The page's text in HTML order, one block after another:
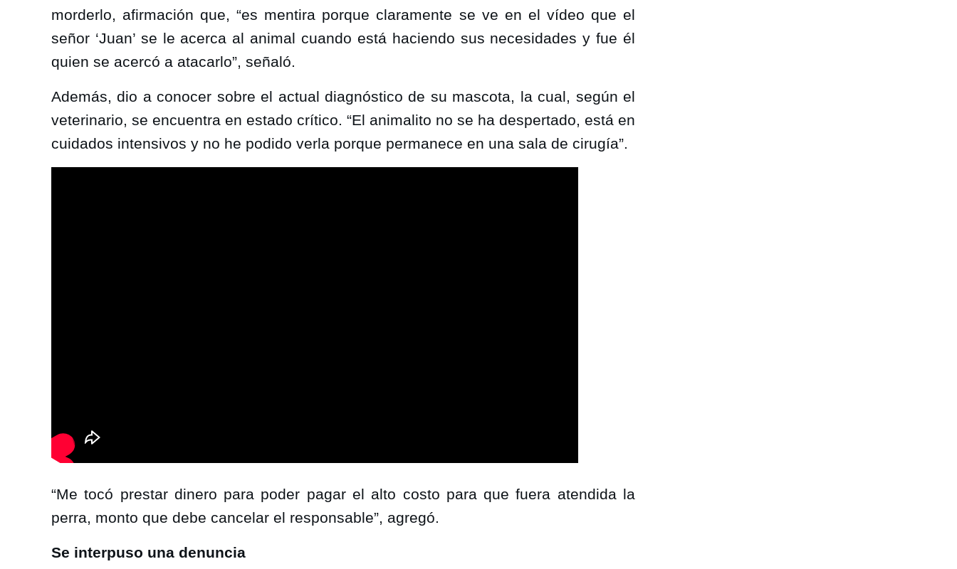
morderlo, afirmación que, “es mentira porque claramente se ve en el vídeo que el
señor ‘Juan’ se le acerca al animal cuando está haciendo sus necesidades y fue él
quien se acercó a atacarlo”, señaló.
Además, dio a conocer sobre el actual diagnóstico de su mascota, la cual, según el
veterinario, se encuentra en estado crítico. “El animalito no se ha despertado, está en
cuidados intensivos y no he podido verla porque permanece en una sala de cirugía”.
“Me tocó prestar dinero para poder pagar el alto costo para que fuera atendida la
perra, monto que debe cancelar el responsable”, agregó.
Se interpuso una denuncia